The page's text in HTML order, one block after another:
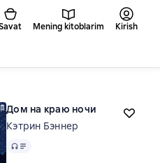
Mening kitoblarim Kirish
Дом на краю ночи
Кэтрин Бэннер
Audio